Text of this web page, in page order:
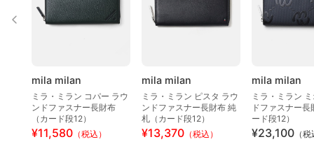
mila milan
ミラ・ミラン コパー ラウ
ンドファスナー長財布
（カード段12）
¥11,580 （税込）
mila milan
ミラ・ミラン ピスタ ラウ
ンドファスナー長財布 純
札（カード段12）
¥13,370 （税込）
mila milan
ミラ・ミラン
ドファスナー長
ード段12）
¥23,100 （